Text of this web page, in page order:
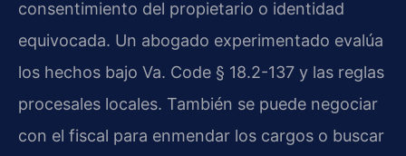
consentimiento del propietario o identidad
equivocada. Un abogado experimentado evalúa
los hechos bajo Va. Code § 18.2-137 y las reglas
procesales locales. También se puede negociar
con el fiscal para enmendar los cargos o buscar